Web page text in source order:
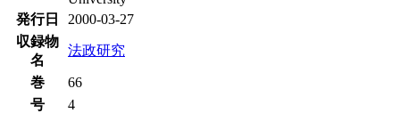
発行日
2000-03-27
収録物
名
法政研究
巻
66
号
4